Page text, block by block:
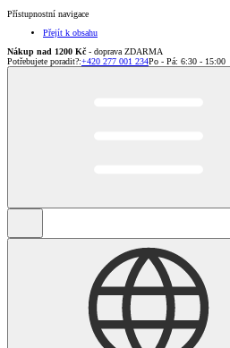
Přístupnostní navigace
Přejít k obsahu
Nákup nad 1200 Kč - doprava ZDARMA
Potřebujete poradit?:+420 277 001 234Po - Pá: 6:30 - 15:00